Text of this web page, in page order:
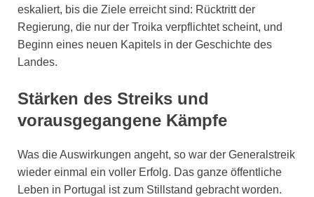
eskaliert, bis die Ziele erreicht sind: Rücktritt der
Regierung, die nur der Troika verpflichtet scheint, und
Beginn eines neuen Kapitels in der Geschichte des
Landes.
Stärken des Streiks und
vorausgegangene Kämpfe
Was die Auswirkungen angeht, so war der Generalstreik
wieder einmal ein voller Erfolg. Das ganze öffentliche
Leben in Portugal ist zum Stillstand gebracht worden.